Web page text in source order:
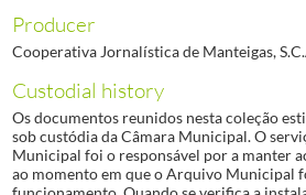
Producer
Cooperativa Jornalística de Manteigas,
Custodial history
Os documentos reunidos nesta coleção
sob custódia da Câmara Municipal. O
Municipal foi o responsável por a manter
ao momento em que o Arquivo Municipal